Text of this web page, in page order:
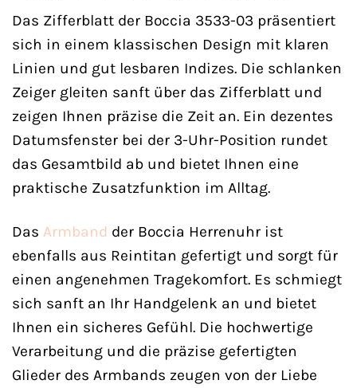
Das Zifferblatt der Boccia 3533-03 präsentiert
sich in einem klassischen Design mit klaren
Linien und gut lesbaren Indizes. Die schlanken
Zeiger gleiten sanft über das Zifferblatt und
zeigen Ihnen präzise die Zeit an. Ein dezentes
Datumsfenster bei der 3-Uhr-Position rundet
das Gesamtbild ab und bietet Ihnen eine
praktische Zusatzfunktion im Alltag.
Das Armband der Boccia Herrenuhr ist
ebenfalls aus Reintitan gefertigt und sorgt für
einen angenehmen Tragekomfort. Es schmiegt
sich sanft an Ihr Handgelenk an und bietet
Ihnen ein sicheres Gefühl. Die hochwertige
Verarbeitung und die präzise gefertigten
Glieder des Armbands zeugen von der Liebe